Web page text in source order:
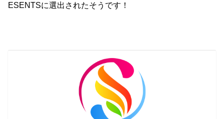
ESENTSに選出されたそうです！